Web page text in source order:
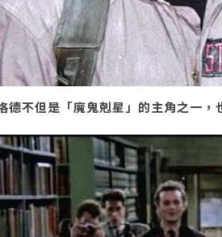
德不但是「魔鬼剋星」的主角之一